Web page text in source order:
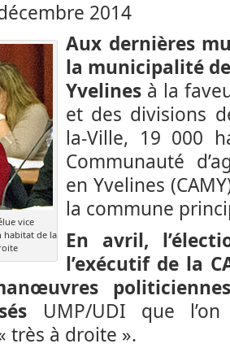
2014
vice
habitat de la
Aux dernières
la municipalité
Yvelines à la
et des divisions
la-Ville, 19 000
Communauté
en Yvelines
la commune
En avril,
l’exécutif de la
UMP/UDI que
très à droite ».